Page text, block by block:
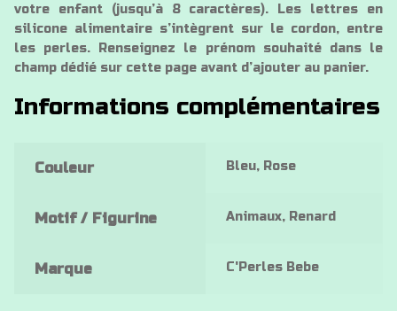
votre enfant (jusqu’à 8 caractères). Les lettres en
silicone alimentaire s’intègrent sur le cordon, entre
les perles. Renseignez le prénom souhaité dans le
champ dédié sur cette page avant d’ajouter au panier.
Informations complémentaires
Couleur Bleu, Rose
Motif / Figurine Animaux, Renard
Marque C'Perles Bebe